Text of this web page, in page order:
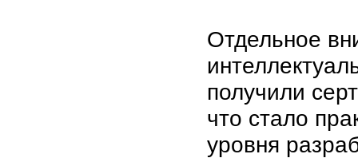
Отдельное
получили
что стало
уровня